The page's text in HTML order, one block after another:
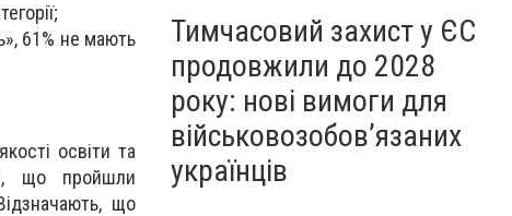
61% не мають
освіти та
що пройшли
що
Тимчасовий захист у ЄС
продовжили до 2028
року: нові вимоги для
військовозобов’язаних
українців